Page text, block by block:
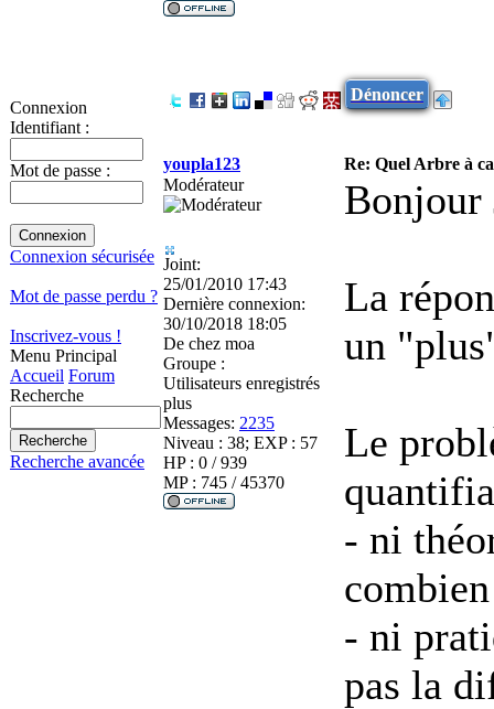
Connexion
Identifiant :
Mot de passe :
Connexion sécurisée
Mot de passe perdu ?
Inscrivez-vous !
Menu Principal
Accueil Forum
Recherche
Recherche avancée
Dénoncer
youpla123
Re: Quel Arbre à
Modérateur
Joint:
25/01/2010 17:43
Dernière connexion:
30/10/2018 18:05
De chez moa
Groupe :
Utilisateurs enregistrés
plus
Messages: 2235
Niveau : 38; EXP : 57
HP : 0 / 939
MP : 745 / 45370
Bonjour
La
un
Le
- ni
- ni
pas la